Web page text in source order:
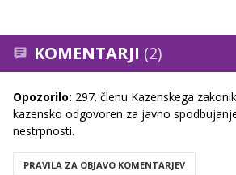
KOMENTARJI (2)
Opozorilo: 297. členu Kazenskega
kazensko odgovoren za javno
nestrpnosti.
PRAVILA ZA OBJAVO KOMENTARJEV